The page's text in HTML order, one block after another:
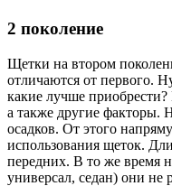
2 поколение
Щетки на втором
отличаются от первого.
какие лучше
а также другие факторы.
осадков. От этого
использования щеток.
передних. В то же время
универсал, седан) они не